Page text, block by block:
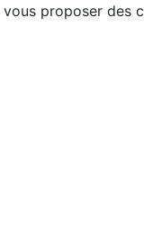
proposer des